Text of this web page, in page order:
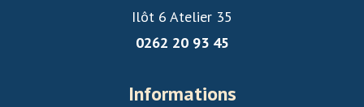
Ilôt 6 Atelier 35
0262 20 93 45
Informations